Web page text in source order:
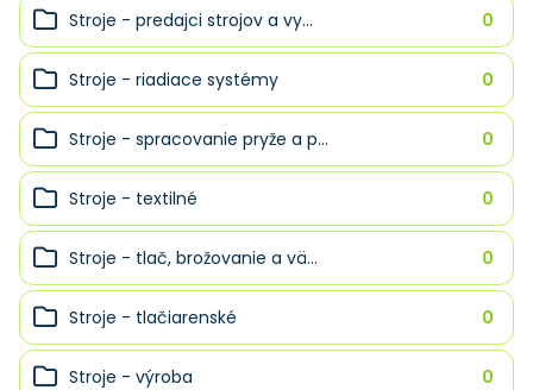
Stroje - predajci strojov a vy... 0
Stroje - riadiace systémy 0
Stroje - spracovanie pryže a p... 0
Stroje - textilné 0
Stroje - tlač, brožovanie a vä... 0
Stroje - tlačiarenské 0
Stroje - výroba 0